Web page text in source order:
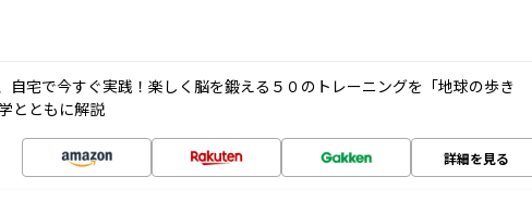
自宅で今すぐ実践！楽しく脳を鍛える５０のトレーニングを「地球の歩き
とともに解説
詳細を見る